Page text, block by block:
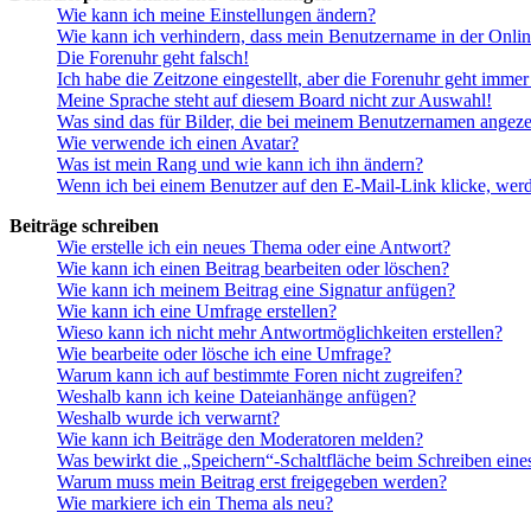
Wie kann ich meine Einstellungen ändern?
Wie kann ich verhindern, dass mein Benutzername in der
Die Forenuhr geht falsch!
Ich habe die Zeitzone eingestellt, aber die Forenuhr geht
Meine Sprache steht auf diesem Board nicht zur Auswahl!
Was sind das für Bilder, die bei meinem Benutzernamen
Wie verwende ich einen Avatar?
Was ist mein Rang und wie kann ich ihn ändern?
Wenn ich bei einem Benutzer auf den E-Mail-Link klicke,
Beiträge schreiben
Wie erstelle ich ein neues Thema oder eine Antwort?
Wie kann ich einen Beitrag bearbeiten oder löschen?
Wie kann ich meinem Beitrag eine Signatur anfügen?
Wie kann ich eine Umfrage erstellen?
Wieso kann ich nicht mehr Antwortmöglichkeiten erstellen?
Wie bearbeite oder lösche ich eine Umfrage?
Warum kann ich auf bestimmte Foren nicht zugreifen?
Weshalb kann ich keine Dateianhänge anfügen?
Weshalb wurde ich verwarnt?
Wie kann ich Beiträge den Moderatoren melden?
Was bewirkt die „Speichern“-Schaltfläche beim Schreiben
Warum muss mein Beitrag erst freigegeben werden?
Wie markiere ich ein Thema als neu?